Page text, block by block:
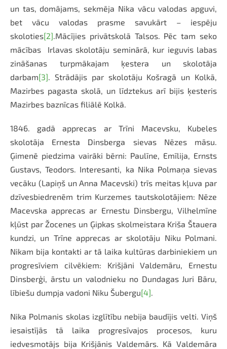
un tas, domājams, sekmēja Nika vācu valodas apguvi,
bet vācu valodas prasme savukārt – iespēju
skoloties[2] .Mācījies privātskolā Talsos. Pēc tam seko
mācības Irlavas skolotāju seminārā, kur ieguvis labas
zināšanas turpmākajam ķestera un skolotāja
darbam[3] . Strādājis par skolotāju Košragā un Kolkā,
Mazirbes pagasta skolā, un līdztekus arī bijis ķesteris
Mazirbes baznīcas filiālē Kolkā.
1846. gadā apprecas ar Trīni Macevsku, Kubeles
skolotāja Ernesta Dinsberga sievas Nēzes māsu.
Ģimenē piedzima vairāki bērni: Paulīne, Emīlija, Ernsts
Gustavs, Teodors. Interesanti, ka Nika Polmaņa sievas
vecāku (Lapiņš un Anna Macevski) trīs meitas kļuva par
dzīvesbiedrenēm trim Kurzemes tautskolotājiem: Nēze
Macevska apprecas ar Ernestu Dinsbergu, Vilhelmīne
kļūst par Žocenes un Ģipkas skolmeistara Kriša Štauera
kundzi, un Trīne apprecas ar skolotāju Niku Polmani.
Nikam bija kontakti ar tā laika kultūras darbiniekiem un
progresīviem cilvēkiem: Krišjāni Valdemāru, Ernestu
Dinsberģi, ārstu un valodnieku no Dundagas Juri Bāru,
lībiešu dumpja vadoni Niku Šubergu[4]
Nika Polmanis skolas izglītību nebija baudījis velti. Viņš
iesaistījās tā laika progresīvajos procesos, kuru
iedvesmotājs bija Krišjānis Valdemārs. Kā Valdemāra